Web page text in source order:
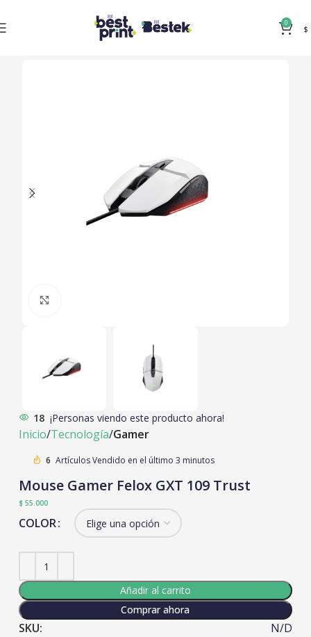
0
$
18 ¡Personas viendo este producto ahora!
Inicio Tecnología Gamer
6 Artículos Vendido en el último 3 minutos
Mouse Gamer Felox GXT 109 Trust
$55.000
COLOR
Añadir al carrito
Comprar ahora
SKU:
N/D